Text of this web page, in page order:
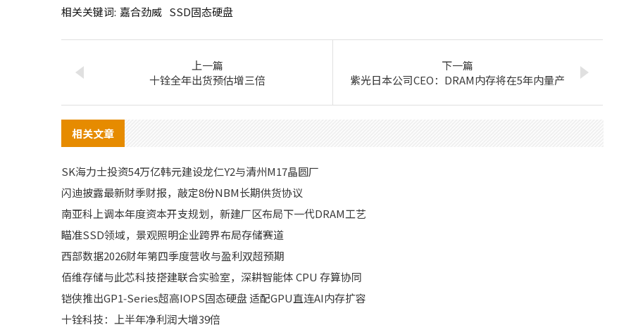
相关关键词: 嘉合劲威 SSD固态硬盘
上一篇
十铨全年出货预估增三倍
下一篇
紫光日本公司CEO：DRAM内存将在5年内量产
相关文章
SK海力士投资54万亿韩元建设龙仁Y2与清州M17晶圆厂
闪迪披露最新财季财报，敲定8份NBM长期供货协议
南亚科上调本年度资本开支规划，新建厂区布局下一代DRAM工艺
瞄准SSD领域，景观照明企业跨界布局存储赛道
西部数据2026财年第四季度营收与盈利双超预期
佰维存储与此芯科技搭建联合实验室，深耕智能体 CPU 存算协同
铠侠推出GP1‑Series超高IOPS固态硬盘 适配GPU直连AI内存扩容
十铨科技：上半年净利润大增39倍